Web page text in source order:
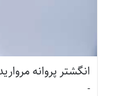
انگشتر پروانه
-